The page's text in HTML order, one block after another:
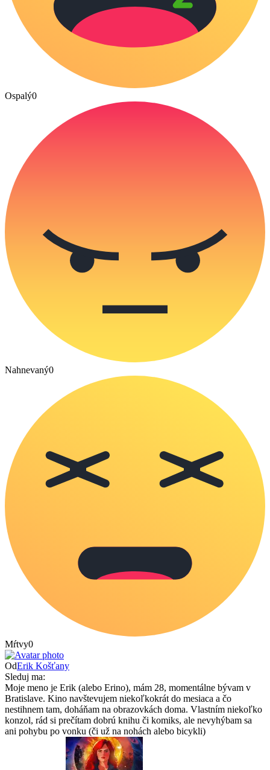
Ospalý0
Nahnevaný0
Mŕtvy0
OdErik Košťany
Sleduj ma:
Moje meno je Erik (alebo Erino), mám 28, momentálne bývam v
Bratislave. Kino navštevujem niekoľkokrát do mesiaca a čo
nestihnem tam, doháňam na obrazovkách doma. Vlastním niekoľko
konzol, rád si prečítam dobrú knihu či komiks, ale nevyhýbam sa
ani pohybu po vonku (či už na nohách alebo bicykli)